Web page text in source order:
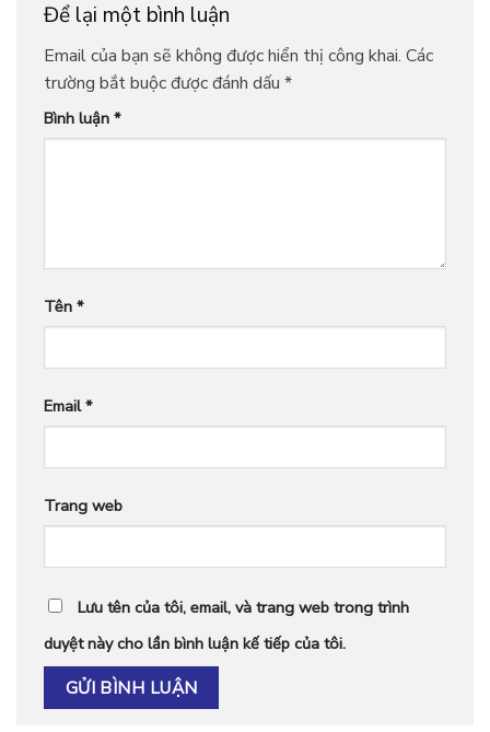
Để lại một bình luận
Email của bạn sẽ không được hiển thị công khai. Các
trường bắt buộc được đánh dấu *
Bình luận *
Tên *
Email*
Trang web
Lưu tên của tôi, email, và trang web trong trình
duyệt này cho lần bình luận kế tiếp của tôi.